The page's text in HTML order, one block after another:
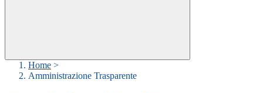
Home >
Amministrazione Trasparente